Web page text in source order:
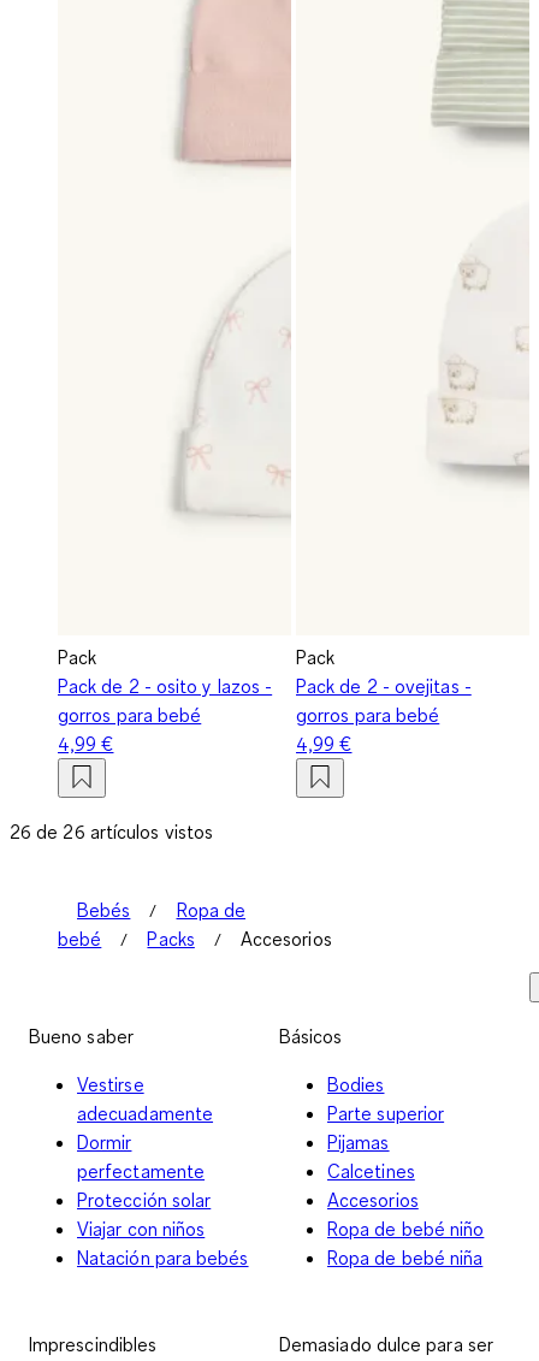
Pack
Pack de 2 - osito y lazos -
gorros para bebé
4,99 €
Pack
Pack de 2 - ovejitas -
gorros para bebé
4,99 €
26 de 26 artículos vistos
Bebés
Ropa de
bebé
Packs Accesorios
Bueno saber
Vestirse
adecuadamente
Dormir
perfectamente
Protección solar
Viajar con niños
Natación para bebés
Básicos
Bodies
Parte superior
Pijamas
Calcetines
Accesorios
Ropa de bebé niño
Ropa de bebé niña
Imprescindibles
Demasiado dulce para ser